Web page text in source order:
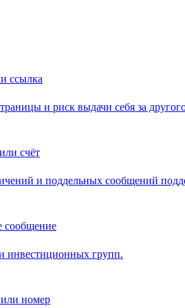
ссылка
и риск выдачи себя за
счёт
и поддельных сообщений
сообщение
инвестиционных групп.
номер